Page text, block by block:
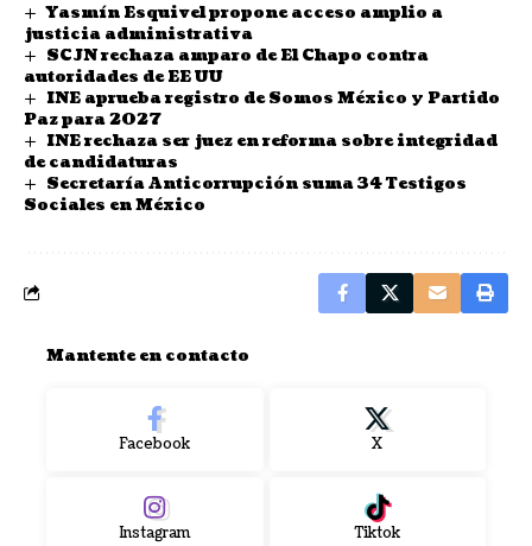
Yasmín Esquivel propone acceso amplio a
justicia administrativa
SCJN rechaza amparo de El Chapo contra
autoridades de EE UU
INE aprueba registro de Somos México y Partido
Paz para 2027
INE rechaza ser juez en reforma sobre integridad
de candidaturas
Secretaría Anticorrupción suma 34 Testigos
Sociales en México
Mantente en contacto
Facebook X
Instagram Tiktok